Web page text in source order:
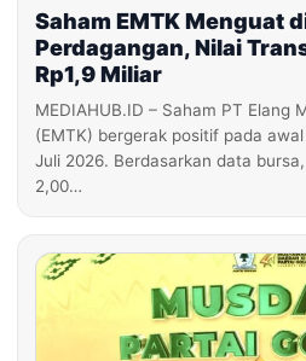
Saham EMTK Menguat
Perdagangan, Nilai
Rp1,9 Miliar
MEDIAHUB.ID – Saham PT Elang
(EMTK) bergerak positif pada
Juli 2026. Berdasarkan data
2,00…